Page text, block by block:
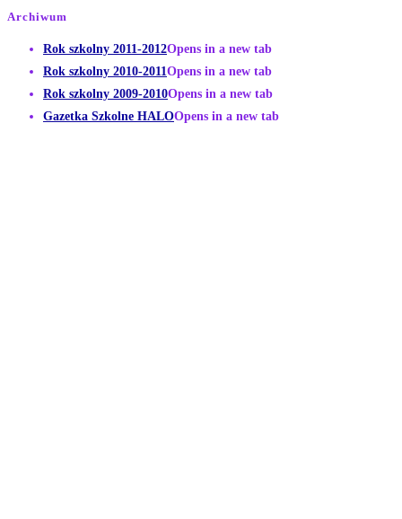
Archiwum
Rok szkolny 2011-2012Opens in a new tab
Rok szkolny 2010-2011 Opens in a new tab
Rok szkolny 2009-2010Opens in a new tab
Gazetka Szkolne HALOOpens in a new tab